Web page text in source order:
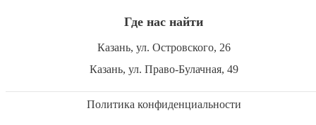
Где нас найти
Казань, ул. Островского, 26
Казань, ул. Право-Булачная, 49
Политика конфиденциальности